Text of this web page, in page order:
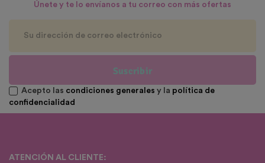
Únete y te lo envíanos a tu correo con más ofertas
Suscribir
Acepto las condiciones generales y la política de
confidencialidad
ATENCIÓN AL CLIENTE: